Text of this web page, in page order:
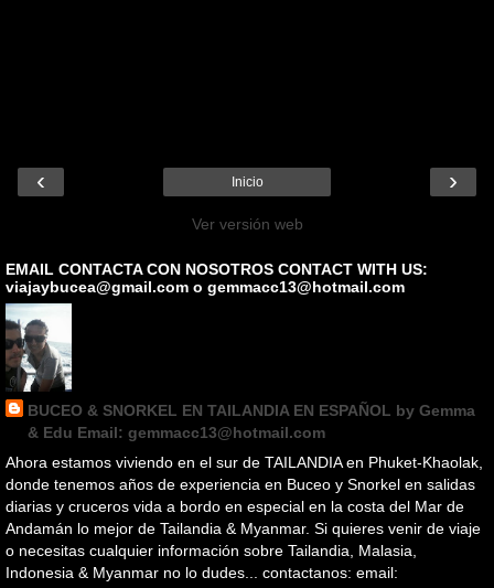
‹ ›
Inicio
Ver versión web
EMAIL CONTACTA CON NOSOTROS CONTACT WITH US:
viajaybucea@gmail.com o gemmacc13@hotmail.com
BUCEO & SNORKEL EN TAILANDIA EN ESPAÑOL by Gemma
& Edu Email: gemmacc13@hotmail.com
Ahora estamos viviendo en el sur de TAILANDIA en Phuket-Khaolak,
donde tenemos años de experiencia en Buceo y Snorkel en salidas
diarias y cruceros vida a bordo en especial en la costa del Mar de
Andamán lo mejor de Tailandia & Myanmar. Si quieres venir de viaje
o necesitas cualquier información sobre Tailandia, Malasia,
Indonesia & Myanmar no lo dudes... contactanos: email: